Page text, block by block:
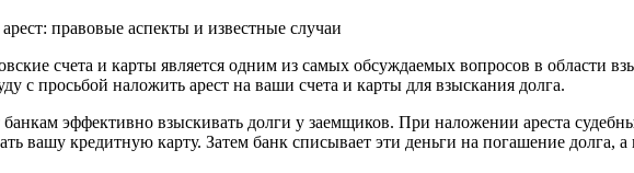
правовые аспекты и известные случаи
счета и карты является одним из самых обсуждаемых вопросов в области
с просьбой наложить арест на ваши счета и карты для взыскания долга.
эффективно взыскивать долги у заемщиков. При наложении ареста
вашу кредитную карту. Затем банк списывает эти деньги на погашение долга,